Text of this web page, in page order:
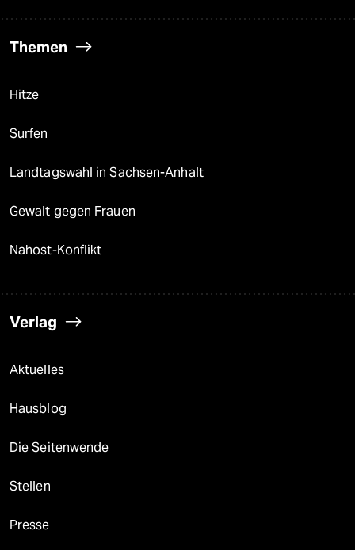
Themen
Hitze
Surfen
Landtagswahl in Sachsen-Anhalt
Gewalt gegen Frauen
Nahost-Konflikt
Verlag
Aktuelles
Hausblog
Die Seitenwende
Stellen
Presse